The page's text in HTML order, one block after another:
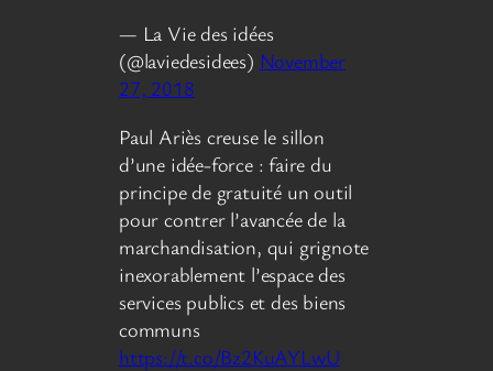
— La Vie des idées
(@laviedesidees) November
27, 2018
Paul Ariès creuse le sillon
d’une idée-force : faire du
principe de gratuité un outil
pour contrer l’avancée de la
marchandisation, qui grignote
inexorablement l’espace des
services publics et des biens
communs
https://t.co/Bz2KuAYLwU